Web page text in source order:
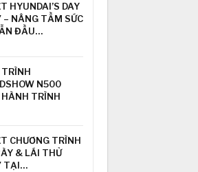
HYUNDAI’S DAY
– NÂNG TẦM SỨC
ĐẦU…
TRÌNH
N500
HÀNH TRÌNH
CHƯƠNG TRÌNH
& LÁI THỬ
TẠI…